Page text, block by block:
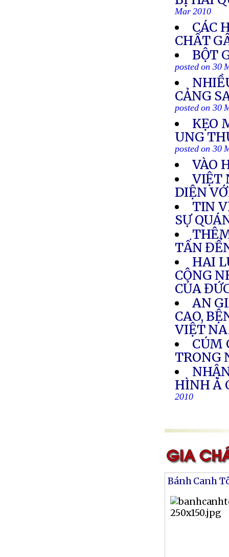
Mar 2010
CÁC
CHẤT
BỘT
posted on 30
CẢNG
posted on 30
KẸO
UNG
posted on 30
VÀO
VIỆT
DIỆN
TIN
SỰ
TẤN
HAI
CÔNG
CỦA
AN
CAO,
VIỆT
CÚM
TRONG
HÌNH Á
2010
Bánh Canh